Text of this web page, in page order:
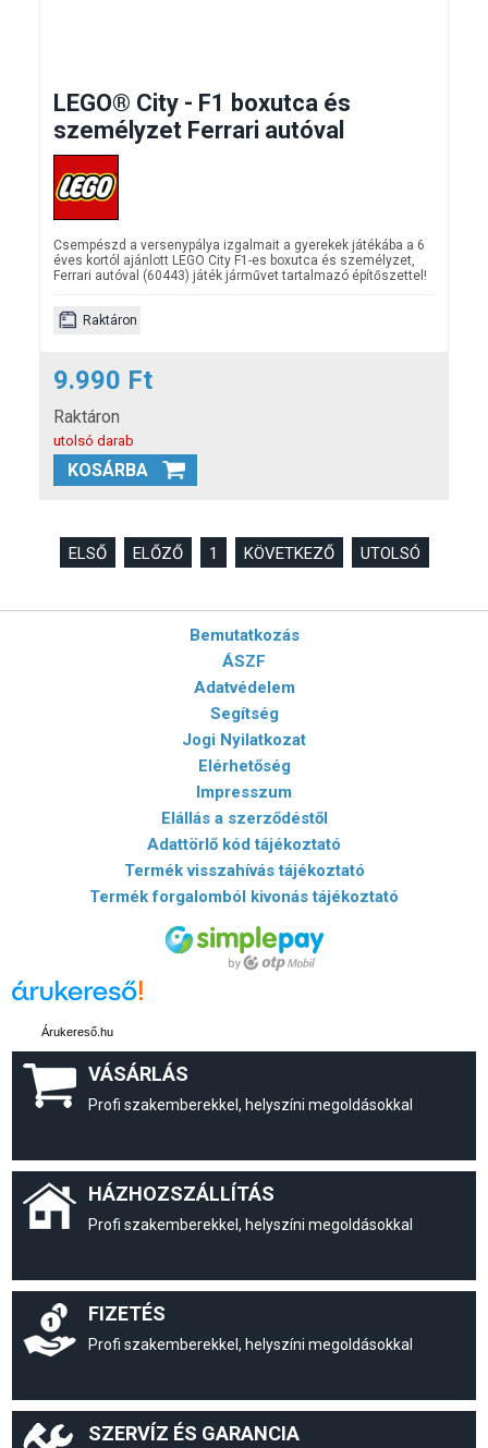
LEGO® City - F1 boxutca és
személyzet Ferrari autóval
Csempészd a versenypálya izgalmait a gyerekek játékába a 6
éves kortól ajánlott LEGO City F1-es boxutca és személyzet,
Ferrari autóval (60443) játék járművet tartalmazó építőszettel!
Raktáron
9.990 Ft
Raktáron
utolsó darab
KOSÁRBA
ELSŐ ELŐZŐ 1 KÖVETKEZŐ UTOLSÓ
Bemutatkozás
ÁSZF
Adatvédelem
Segítség
Jogi Nyilatkozat
Elérhetőség
Impresszum
Elállás a szerződéstől
Adattörlő kód tájékoztató
Termék visszahívás tájékoztató
Termék forgalomból kivonás tájékoztató
Árukereső.hu
VÁSÁRLÁS
Profi szakemberekkel, helyszíni megoldásokkal
HÁZHOZSZÁLLÍTÁS
Profi szakemberekkel, helyszíni megoldásokkal
FIZETÉS
Profi szakemberekkel, helyszíni megoldásokkal
SZERVÍZ ÉS GARANCIA